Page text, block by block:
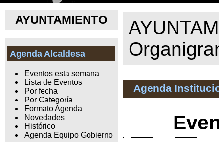
AYUNTAMIENTO
Agenda Alcaldesa
Eventos esta semana
Lista de Eventos
Por fecha
Por Categoría
Formato Agenda
Novedades
Histórico
Agenda Equipo Gobierno
Agenda